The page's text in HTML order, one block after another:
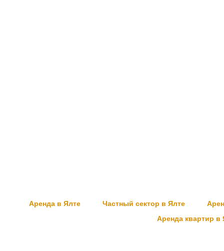
Аренда в Ялте Частный сектор в Ялте
Аренда квартир в